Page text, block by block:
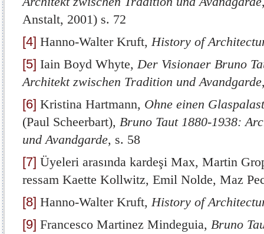
Anstalt, 2001) s. 72
[4] Hanno-Walter Kruft,History of
[5] Iain Boyd Whyte,Der Visionaer Bruno
Architekt zwischen Tradition und Avandgarde
[6] Kristina Hartmann, Ohne einen
(Paul Scheerbart), Bruno Taut 1880-1938:
und Avandgarde, s. 58
[7] Üyeleri arasında kardeşi Max, Martin
ressam Kaette Kollwitz, Emil Nolde, Maz
[8] Hanno-Walter Kruft,History of
[9] Francesco Martinez Mindeguia, Bruno